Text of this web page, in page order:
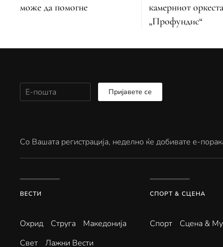
може да помогне
камерниот
„Профундис“
Пријавете се
Со Вашата регистрација, неделно ќе добивате е-
ВЕСТИ
Охрид Струга
Македонија
Свет
Лажни Вести
СПОРТ & СЦЕНА
Спорт Сцена &